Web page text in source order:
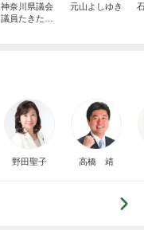
神奈川県議会
議員たきた孝
ス・オブリュ
元山よしゆき
野田聖子 高橋 靖